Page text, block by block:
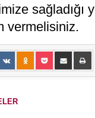
sağladığı
vermelisiniz.